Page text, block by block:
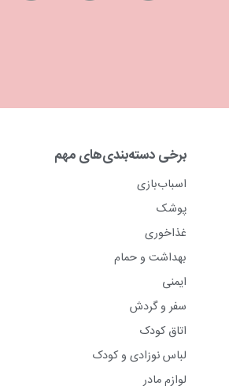
برخی دسته‌بندی‌های مهم
اسباب‌بازی
پوشک
غذاخوری
بهداشت و حمام
ایمنی
سفر و گردش
اتاق کودک
لباس نوزادی و کودک
لوازم مادر